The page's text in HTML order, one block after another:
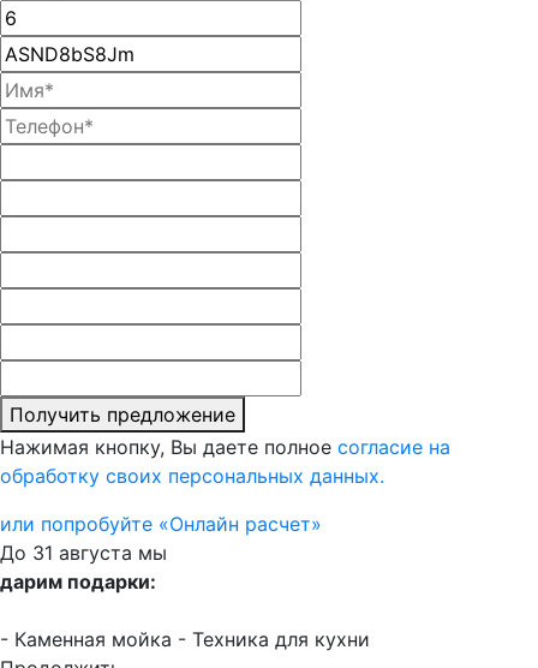
Получить предложение
Нажимая кнопку, Вы даете полное согласие на
обработку своих персональных данных.
или попробуйте «Онлайн расчет»
До 31 августа мы
дарим подарки:
- Каменная мойка - Техника для кухни